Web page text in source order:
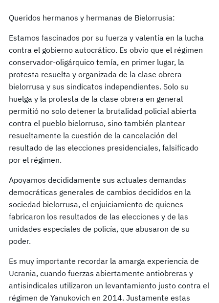
Queridos hermanos y hermanas de Bielorrusia:
Estamos fascinados por su fuerza y ​​valentía en la lucha
contra el gobierno autocrático. Es obvio que el régimen
conservador-oligárquico temía, en primer lugar, la
protesta resuelta y organizada de la clase obrera
bielorrusa y sus sindicatos independientes. Solo su
huelga y la protesta de la clase obrera en general
permitió no solo detener la brutalidad policial abierta
contra el pueblo bielorruso, sino también plantear
resueltamente la cuestión de la cancelación del
resultado de las elecciones presidenciales, falsificado
por el régimen.
Apoyamos decididamente sus actuales demandas
democráticas generales de cambios decididos en la
sociedad bielorrusa, el enjuiciamiento de quienes
fabricaron los resultados de las elecciones y de las
unidades especiales de policía, que abusaron de su
poder.
Es muy importante recordar la amarga experiencia de
Ucrania, cuando fuerzas abiertamente antiobreras y
antisindicales utilizaron un levantamiento justo contra el
régimen de Yanukovich en 2014. Justamente estas